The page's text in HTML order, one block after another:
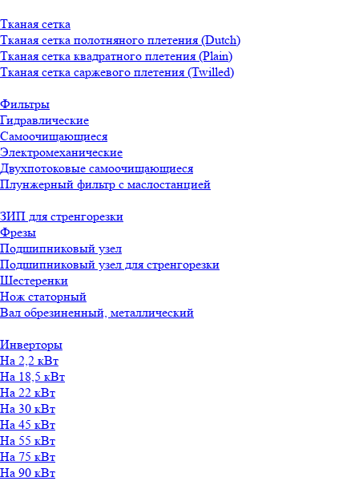
Тканая сетка
Тканая сетка полотняного плетения (Dutch)
Тканая сетка квадратного плетения (Plain)
Тканая сетка саржевого плетения (Twilled)
Фильтры
Гидравлические
Самоочищающиеся
Электромеханические
Двухпотоковые самоочищающиеся
Плунжерный фильтр с маслостанцией
ЗИП для стренгорезки
Фрезы
Подшипниковый узел
Подшипниковый узел для стренгорезки
Шестеренки
Нож статорный
Вал обрезиненный, металлический
Инверторы
На 2,2 кВт
На 18,5 кВт
На 22 кВт
На 30 кВт
На 45 кВт
На 55 кВт
На 75 кВт
На 90 кВт